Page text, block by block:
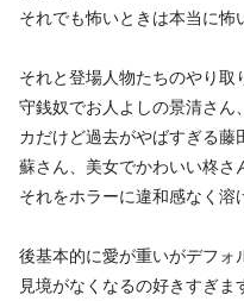
それでも怖いときは本当に怖
それと登場人物たちのやり取
守銭奴でお人よしの景清さ
カだけど過去がやばすぎる
蘇さん、美女でかわいい柊
それをホラーに違和感なく溶
後基本的に愛が重いがデフォ
見境がなくなるの好きすぎ